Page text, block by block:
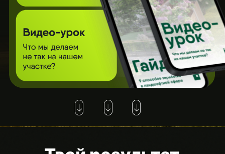
Твой результат
уже через 3 дня
бесплатного курса: